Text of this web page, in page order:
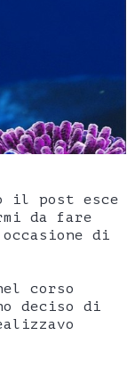
il post esce
da fare
di
corso
deciso di